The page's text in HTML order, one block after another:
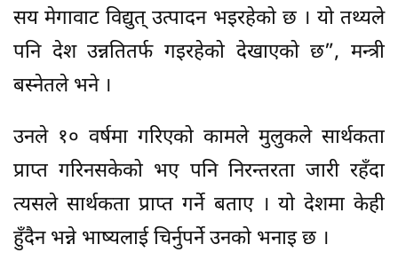
सय मेगावाट विद्युत् उत्पादन भइरहेको छ । यो तथ्यले
पनि देश उन्नतितर्फ गइरहेको देखाएको छ”, मन्त्री
बस्नेतले भने ।
उनले १० वर्षमा गरिएको कामले मुलुकले सार्थकता
प्राप्त गरिनसकेको भए पनि निरन्तरता जारी रहँदा
त्यसले सार्थकता प्राप्त गर्ने बताए । यो देशमा केही
हुँदैन भन्ने भाष्यलाई चिर्नुपर्ने उनको भनाइ छ ।